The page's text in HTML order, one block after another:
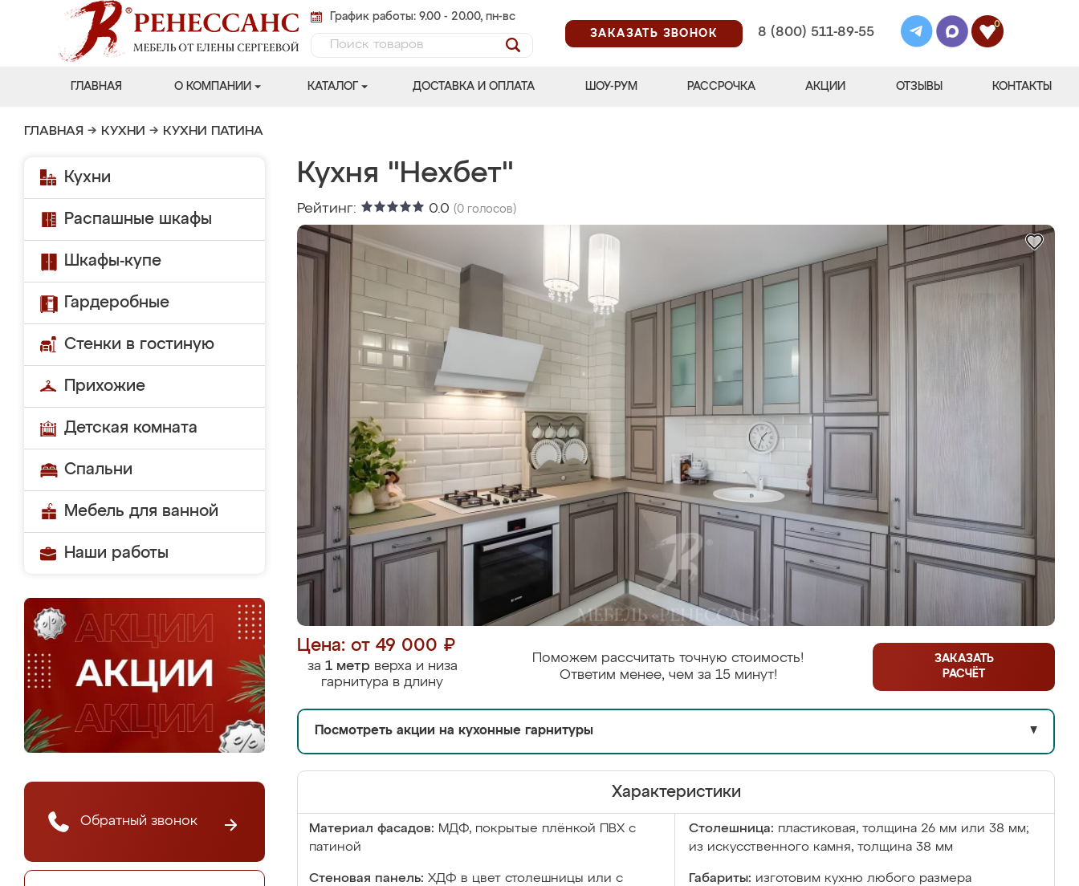
График работы: 9.00 - 20.00, пн-вс
ЗАКАЗАТЬ ЗВОНОК
8 (800) 511-89-55
0
ГЛАВНАЯ О КОМПАНИИ КАТАЛОГ ДОСТАВКА И ОПЛАТА ШОУ-РУМ РАССРОЧКА АКЦИИ ОТЗЫВЫ КОНТАКТЫ
ГЛАВНАЯ → КУХНИ → КУХНИ ПАТИНА
Кухни
Распашные шкафы
Шкафы-купе
Гардеробные
Стенки в гостиную
Прихожие
Детская комната
Спальни
Мебель для ванной
Наши работы
Обратный звонок
Кухня "Нехбет"
Рейтинг: 0.0 (0 голосов)
Цена: от 49 000 ₽
за 1 метрверха и низа
гарнитура в длину
Поможем рассчитать точную стоимость!
Ответим менее, чем за 15 минут!
ЗАКАЗАТЬ
РАСЧЁТ
Посмотреть акции на кухонные гарнитуры ▼
Характеристики
Материал фасадов: МДФ, покрытые плёнкой ПВХ с
патиной
Столешница: пластиковая, толщина 26 мм или 38 мм;
из искусственного камня, толщина 38 мм
Стеновая панель: ХДФ в цвет столешницы или с
Габариты: изготовим кухню любого размера